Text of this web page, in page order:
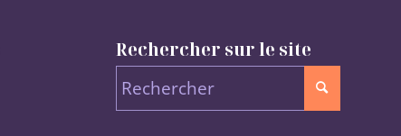
Rechercher sur le site